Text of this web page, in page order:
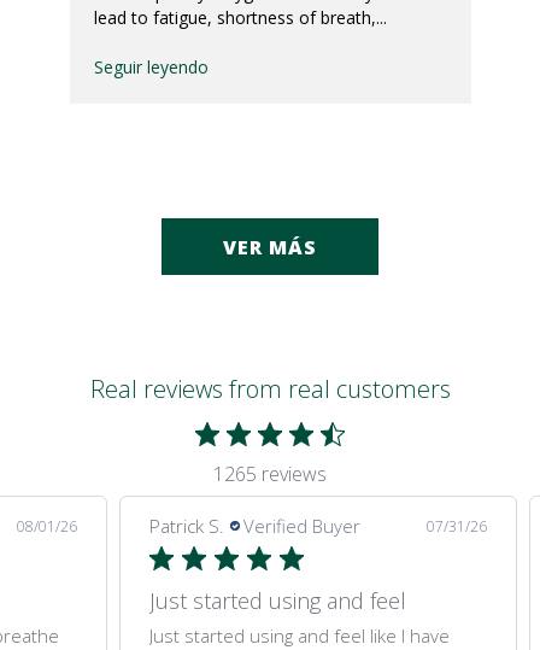
lead to fatigue, shortness of breath,...
Seguir leyendo
VER MÁS
Real reviews from real customers
1265 reviews
08/01/26 Patrick S. Verified Buyer 07/31/26
Just started using and feel
Just started using and feel like I have